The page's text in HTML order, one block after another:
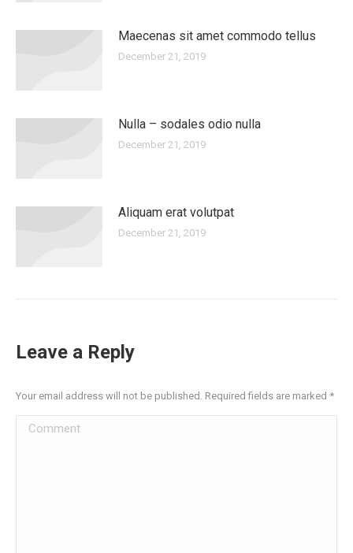
Maecenas sit amet commodo tellus
December 21, 2019
Nulla – sodales odio nulla
December 21, 2019
Aliquam erat volutpat
December 21, 2019
Leave a Reply
Your email address will not be published. Required fields are marked *
Comment